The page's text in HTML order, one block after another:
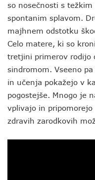
so nosečnosti s
spontanim splavom.
majhnem odstotku
Celo matere, ki so
tretjini primerov rodijo
sindromom. Vseeno
in učenja pokažejo v
pogostejše. Mnogo je
vplivajo in
zdravih zarodkovih